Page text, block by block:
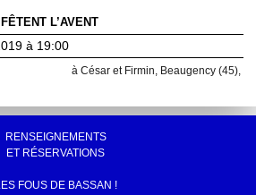
L’AVENT
à 19:00
à César et Firmin, Beaugency (45),
RENSEIGNEMENTS
ET RÉSERVATIONS
FOUS DE BASSAN !